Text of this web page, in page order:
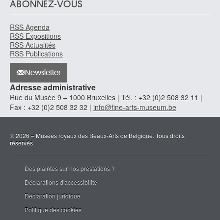
ABONNEZ-VOUS
RSS Agenda
RSS Expositions
RSS Actualités
RSS Publications
Newsletter
Adresse administrative
Rue du Musée 9 – 1000 Bruxelles | Tél. : +32 (0)2 508 32 11 |
Fax : +32 (0)2 508 32 32 | info@fine-arts-museum.be
© 2026 – Musées royaux des Beaux-Arts de Belgique. Tous droits
réservés
Des plaintes sur nos prestations ?
Déclarations d'accessibilité
Déclaration juridique
Politique des cookies